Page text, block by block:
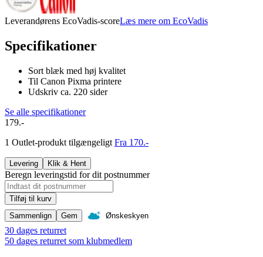
Leverandørens EcoVadis-scoreLæs mere om EcoVadis
Specifikationer
Sort blæk med høj kvalitet
Til Canon Pixma printere
Udskriv ca. 220 sider
Se alle specifikationer
179.-
1 Outlet-produkt tilgængeligt Fra 170.-
Levering Klik & Hent
Beregn leveringstid for dit postnummer
Tilføj til kurv
Sammenlign
Gem Ønskeskyen
30 dages returret
50 dages returret som klubmedlem